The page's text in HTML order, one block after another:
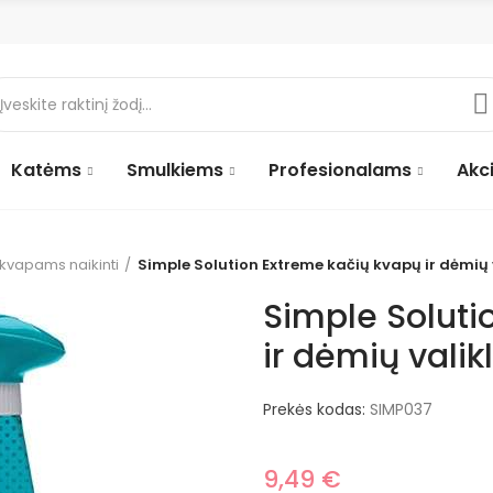
Katėms Smulkiems Profesionalams
naikinti Simple Solution Extreme kačių kvapų ir
Simple
ir dėmių
Prekės kodas: SIMP037
9,49 €